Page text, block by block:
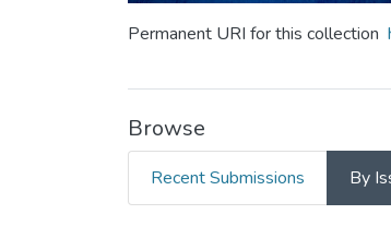
Permanent URI for this collection
Browse
Recent Submissions By